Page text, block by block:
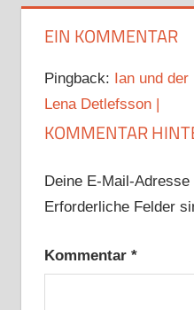
EIN KOMMENTAR
Pingback: Ian und
Lena Detlefsson |
KOMMENTAR
Deine E-Mail-
Erforderliche Felder
Kommentar *